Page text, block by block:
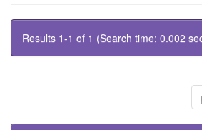
Results 1-1 of 1 (Search time: 0.002